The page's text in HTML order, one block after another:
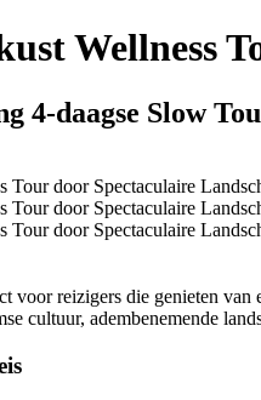
Wellness
4-daagse Slow
voor reizigers die genieten
cultuur, adembenemende